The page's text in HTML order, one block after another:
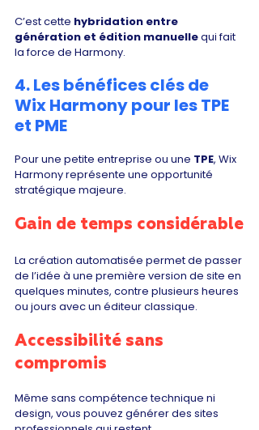
C’est cette hybridation entre
génération et édition manuelle qui fait
la force de Harmony.
4. Les bénéfices clés de
Wix Harmony pour les TPE
et PME
Pour une petite entreprise ou une TPE, Wix
Harmony représente une opportunité
stratégique majeure.
Gain de temps considérable
La création automatisée permet de passer
de l’idée à une première version de site en
quelques minutes, contre plusieurs heures
ou jours avec un éditeur classique.
Accessibilité sans
compromis
Même sans compétence technique ni
design, vous pouvez générer des sites